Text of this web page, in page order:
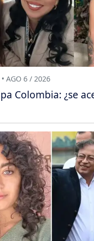
AGO 6 / 2026
Colombia: ¿se